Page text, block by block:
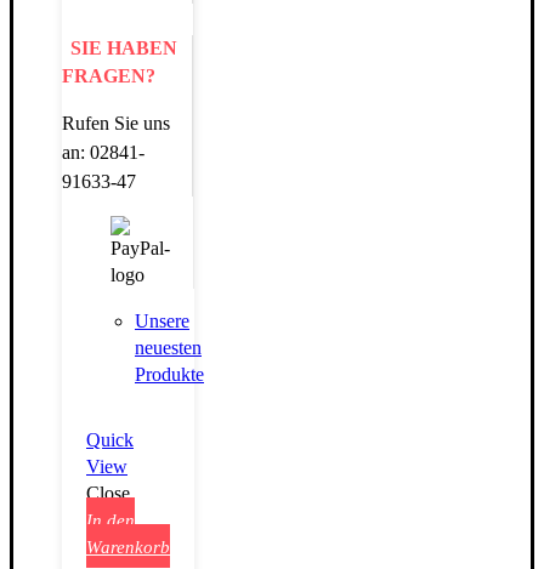
SIE HABEN
FRAGEN?
Rufen Sie uns
an: 02841-
91633-47
Unsere
neuesten
Produkte
Quick
View
Close
In den
Warenkorb